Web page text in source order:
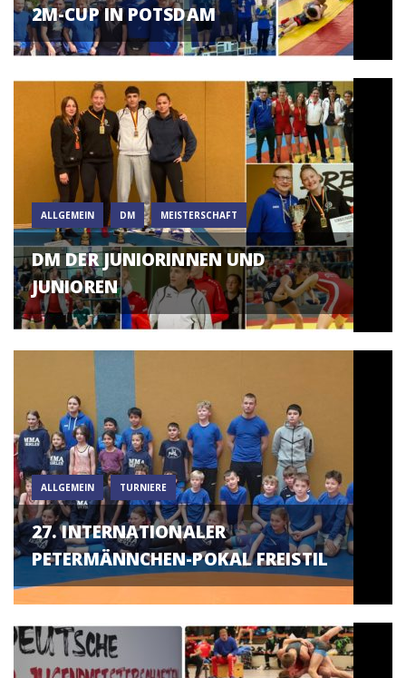
2M-CUP IN POTSDAM
ALLGEMEIN DM MEISTERSCHAFT
DM DER JUNIORINNEN UND
JUNIOREN
ALLGEMEIN TURNIERE
27. INTERNATIONALER
PETERMÄNNCHEN-POKAL FREISTIL